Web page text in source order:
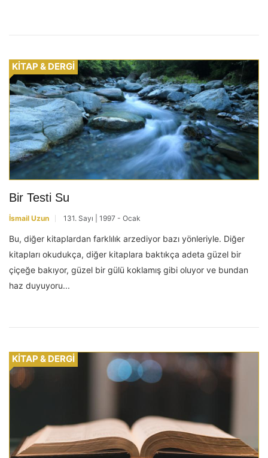
KİTAP & DERGİ
Bir Testi Su
İsmail Uzun 131. Sayı | 1997 - Ocak
Bu, diğer kitaplardan farklılık arzediyor bazı yönleriyle. Diğer
kitapları okudukça, diğer kitaplara baktıkça adeta güzel bir
çiçeğe bakıyor, güzel bir gülü koklamış gibi oluyor ve bundan
haz duyuyoru...
KİTAP & DERGİ